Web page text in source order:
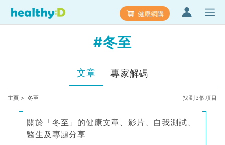
健康網購
#冬至
文章 專家解碼
主頁 > 冬至 找到3個項目
關於「冬至」的健康文章、影片、自我測試、
醫生及專題分享